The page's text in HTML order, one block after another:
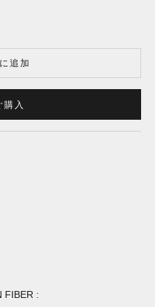
追加
購入
FIBER :